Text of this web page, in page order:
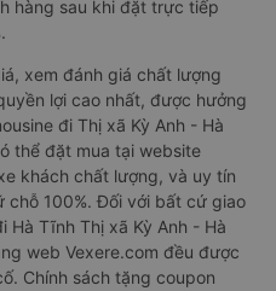
hàng sau khi đặt trực tiếp
xem đánh giá chất lượng
lợi cao nhất, được hưởng
đi Thị xã Kỳ Anh - Hà
thể đặt mua tại website
khách chất lượng, và uy tín
chỗ 100%. Đối với bất cứ giao
Hà Tĩnh Thị xã Kỳ Anh - Hà
web Vexere.com đều được
Chính sách tặng coupon